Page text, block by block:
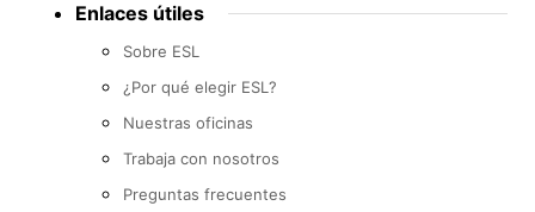
Enlaces útiles
Sobre ESL
¿Por qué elegir ESL?
Nuestras oficinas
Trabaja con nosotros
Preguntas frecuentes